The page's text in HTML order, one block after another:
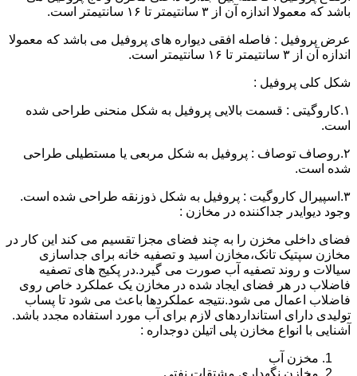
باشد که معمولا اندازه آن از ۳ سانتیمتر تا ۱۶ سانتیمتر است.
عرض پروفیل : فاصله افقی دیواره های پروفیل می باشد که معمولا
اندازه آن از ۳ سانتیمتر تا ۱۶ سانتیمتر است.
شکل کلی پروفیل :
۱.کاروگیتی : قسمت بالایی پروفیل به شکل منحنی طراحی شده
است.
۲.روصاف توصاف : پروفیل به شکل مربعی یا مستطیلی طراحی
شده است.
۳.اسپیرال کاروگیت : پروفیل به شکل ذوزنقه طراحی شده است.
وجود دیوایدر جداکننده در مخازن :
فضای داخلی مخزن را به چند فضای مجزا تقسیم می کند این کار در
مخازن سپتیک تانک،مخازن اسید و تصفیه خانه برای جداسازی
سیالات و روند تصفیه آب صورت می گیرد.در پکیج های تصفیه
فاضلاب در هر فضای ایجاد شده در مخازن یک عملکرد خاص روی
فاضلاب اعمال می شود.نتیجه عملکردها باعث می شود تا پساب
تولیدی دارای استانداردهای لازم برای آب مورد استفاده مجدد باشد.
آشنایی با انواع مخازن پلی اتیلن دوجداره :
مخزن آب
مخازن نگهداری مشتقات نفتی